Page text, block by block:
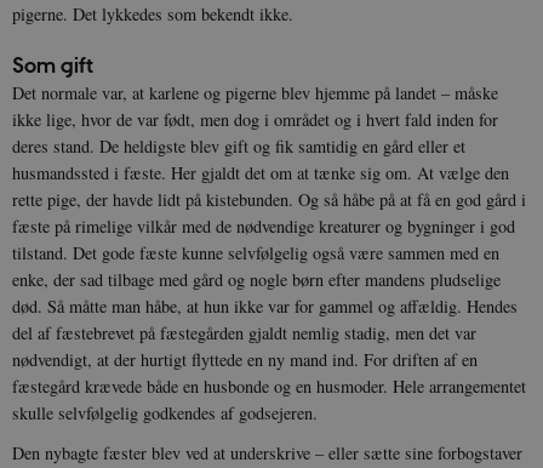
pigerne. Det lykkedes som bekendt ikke.
Som gift
Det normale var, at karlene og pigerne blev hjemme på landet – måske
ikke lige, hvor de var født, men dog i området og i hvert fald inden for
deres stand. De heldigste blev gift og fik samtidig en gård eller et
husmandssted i fæste. Her gjaldt det om at tænke sig om. At vælge den
rette pige, der havde lidt på kistebunden. Og så håbe på at få en god gård i
fæste på rimelige vilkår med de nødvendige kreaturer og bygninger i god
tilstand. Det gode fæste kunne selvfølgelig også være sammen med en
enke, der sad tilbage med gård og nogle børn efter mandens pludselige
død. Så måtte man håbe, at hun ikke var for gammel og affældig. Hendes
del af fæstebrevet på fæstegården gjaldt nemlig stadig, men det var
nødvendigt, at der hurtigt flyttede en ny mand ind. For driften af en
fæstegård krævede både en husbonde og en husmoder. Hele arrangementet
skulle selvfølgelig godkendes af godsejeren.
Den nybagte fæster blev ved at underskrive – eller sætte sine forbogstaver